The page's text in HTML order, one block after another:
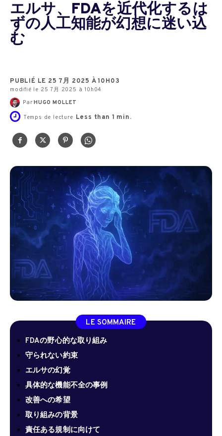
エルサ、FDAを近代化するは
ずの人工知能が幻想に迷い込
む
PUBLIÉ LE 25 7月 2025 À 10H03
modifié le 25 7月 2025 à 10h04
Par HUGO MOLLET
Temps de lecture Less than 1 min.
LE SOMMAIRE
FDAの野心的な取り組み
守られない約束
エルサの幻覚
具体的な機能不全の事例
改善への希望
取り組みの背景
責任ある規制に向けて